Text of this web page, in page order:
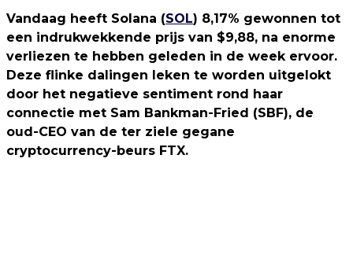
Vandaag heeft Solana (SOL) 8,17% gewonnen tot
een indrukwekkende prijs van $9,88, na enorme
verliezen te hebben geleden in de week ervoor.
Deze flinke dalingen leken te worden uitgelokt
door het negatieve sentiment rond haar
connectie met Sam Bankman-Fried (SBF), de
oud-CEO van de ter ziele gegane
cryptocurrency-beurs FTX.